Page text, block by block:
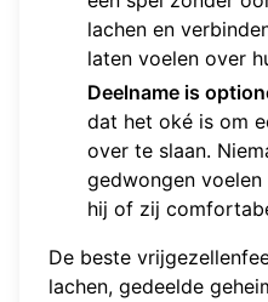
lachen en
laten voelen over
Deelname is
dat het oké is om
over te slaan.
gedwongen
hij of zij
De beste
lachen, gedeelde